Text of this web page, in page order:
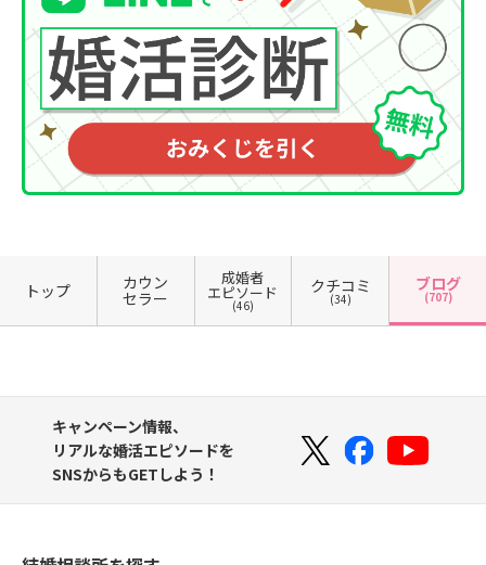
トップ カウン
セラー
成婚者
エピソード
(46)
クチコミ
(34)
ブログ
(707)
キャンペーン情報、
リアルな婚活エピソードを
SNSからもGETしよう！